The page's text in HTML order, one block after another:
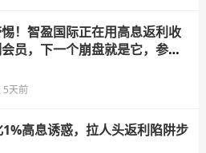
！智盈国际正在用高息返利收
员，下一个崩盘就是它，参与
5天前
高息诱惑，拉人头返利陷阱步